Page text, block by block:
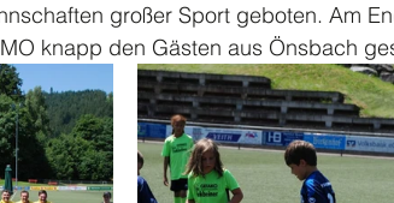
großer Sport geboten. Am
knapp den Gästen aus Önsbach